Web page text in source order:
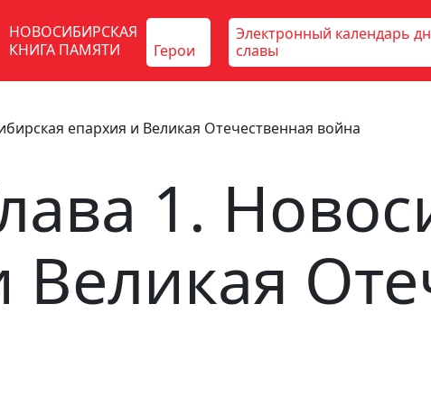
НОВОСИБИРСКАЯ
КНИГА ПАМЯТИ
Герои
Электронный календарь
славы
епархия и Великая Отечественная война
1.
Великая